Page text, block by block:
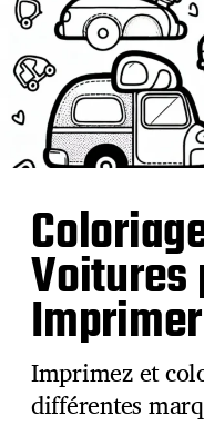
Voitures
Imprimez et
différentes